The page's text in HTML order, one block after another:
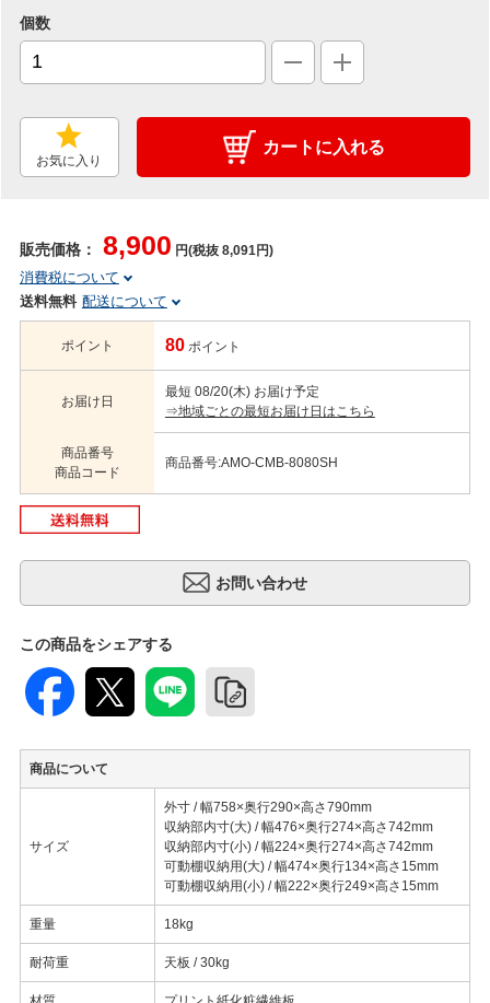
個数
お気に入り
カートに入れる
販売価格： 8,900 円(税抜 8,091円)
消費税について
送料無料 配送について
ポイント 80 ポイント
お届け日
最短 08/20(木) お届け予定
⇒地域ごとの最短お届け日はこちら
商品番号
商品コード
商品番号:AMO-CMB-8080SH
この商品をシェアする
商品について
サイズ
外寸 / 幅758×奥行290×高さ790mm
収納部内寸(大) / 幅476×奥行274×高さ742mm
収納部内寸(小) / 幅224×奥行274×高さ742mm
可動棚収納用(大) / 幅474×奥行134×高さ15mm
可動棚収納用(小) / 幅222×奥行249×高さ15mm
重量 18kg
耐荷重 天板 / 30kg